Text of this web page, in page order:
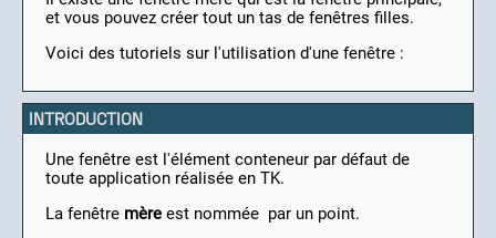
et vous pouvez créer tout un tas de fenêtres filles.
Voici des tutoriels sur l'utilisation d'une fenêtre :
INTRODUCTION
Une fenêtre est l'élément conteneur par défaut de
toute application réalisée en TK.
La fenêtre mère est nommée par un point.